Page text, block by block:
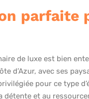
parfaite
de luxe est bien
d’Azur, avec ses
pour ce type
et au